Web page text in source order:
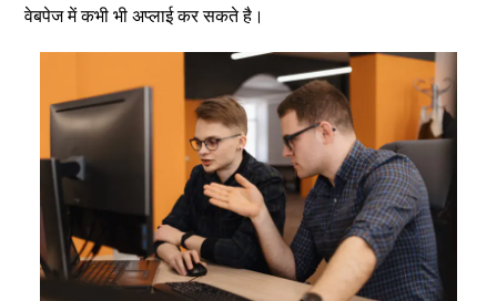
वेबपेज में कभी भी अप्लाई कर सकते है।